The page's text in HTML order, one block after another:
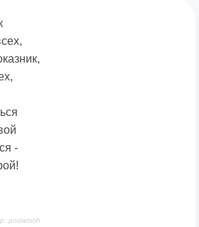
-
podaristih